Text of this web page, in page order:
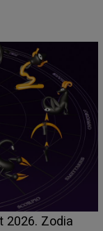
până